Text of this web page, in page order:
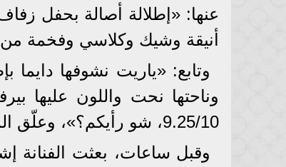
عنها: «إطلالة أصالة بحفل
أنيقة وشيك وكلاسي وفخمة من
وتابع: «ياريت نشوفها دايما
وناحتها نحت واللون عليها
9.25/10، شو رأيكم؟»، وعلّق المُصمم «جبران» على كلماته بوسم القلب.
وقبل ساعات، بعثت الفنانة